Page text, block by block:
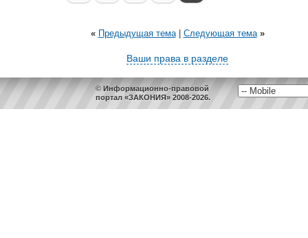
« Предыдущая тема| Следующая тема »
Ваши права в разделе
© Информационно-правовой
портал «ЗАКОНИЯ» 2008-2026.